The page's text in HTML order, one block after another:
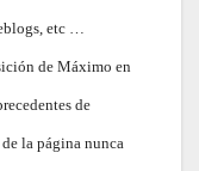
etc …
de Máximo en
de
la página nunca